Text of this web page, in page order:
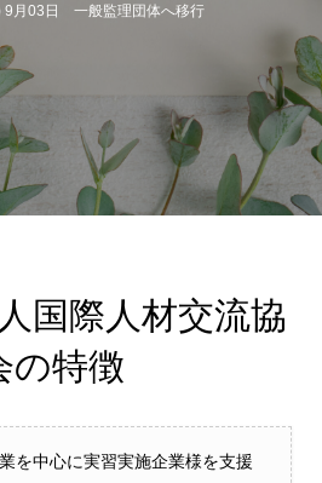
9月03日 一般監理団体へ移行
国際人材交流協
の特徴
を中心に実習実施企業様を支援